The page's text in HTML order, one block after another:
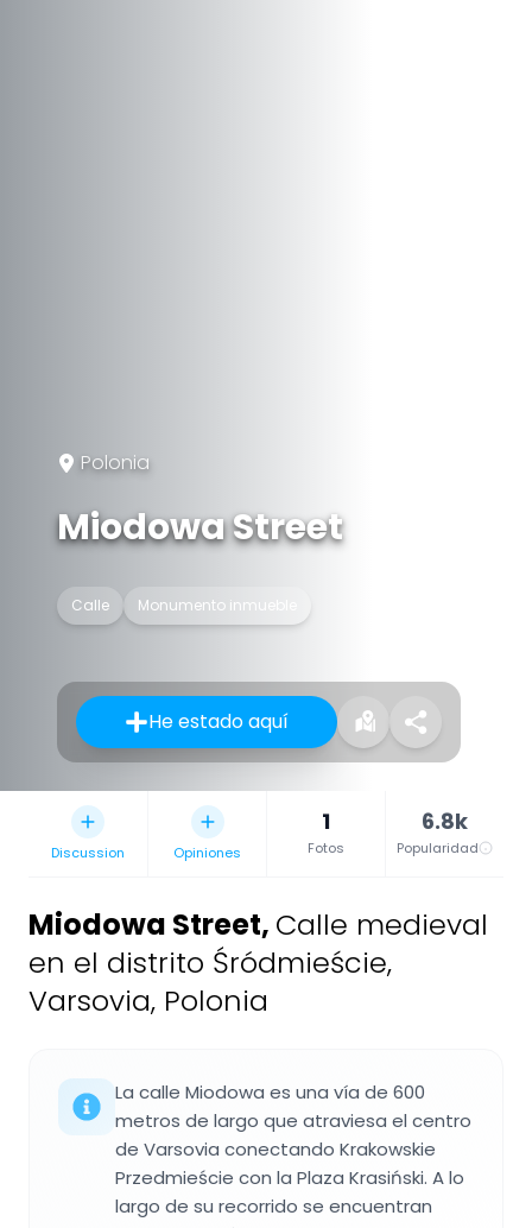
Polonia
Miodowa Street
Calle Monumento inmueble
He estado aquí
Discussion Opiniones
1
Fotos
6.8k
Popularidad
Miodowa Street, Calle medieval
en el distrito Śródmieście,
Varsovia, Polonia
La calle Miodowa es una vía de 600
metros de largo que atraviesa el centro
de Varsovia conectando Krakowskie
Przedmieście con la Plaza Krasiński. A lo
largo de su recorrido se encuentran